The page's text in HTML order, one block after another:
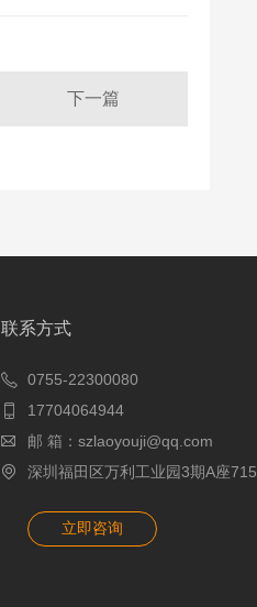
下一篇
联系方式
0755-22300080
17704064944
邮 箱：szlaoyouji@qq.com
深圳福田区万利工业园3期A座715
立即咨询